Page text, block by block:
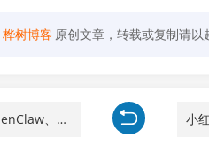
桦树博客 原创文章，转载或复制请以
一键安装和修复 Claude Code、OpenClaw、Codex 等主流 AI 工具！Github开源神器，小白可用，EchoBird